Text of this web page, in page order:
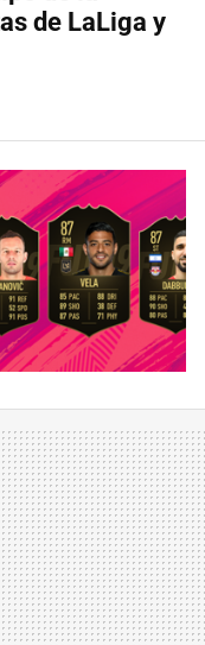
de LaLiga y